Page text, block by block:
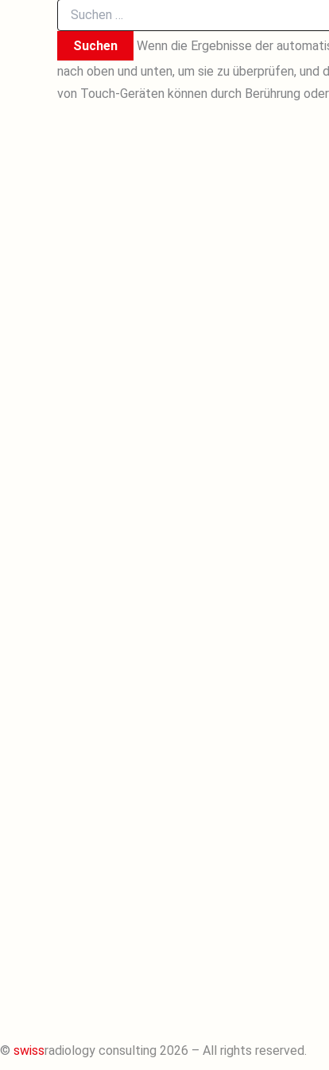
Suchen
nach:
Wenn die Ergebnisse der
nach oben und unten, um sie zu überprüfen,
von Touch-Geräten können durch Berührung
© swissradiology consulting 2026 – All rights reserved.